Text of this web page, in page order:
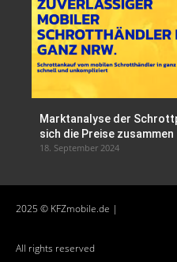
Marktanalyse der
sich die Preise zusammen
18. September 2024
2025 © KFZmobile.de |
All rights reserved